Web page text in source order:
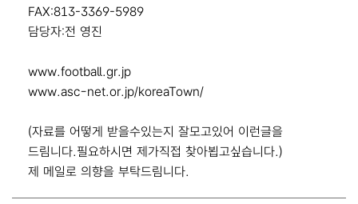
FAX:813-3369-5989
담당자:전 영진
www.football.gr.jp
www.asc-net.or.jp/koreaTown/
(자료를 어떻게 받을수있는지 잘모고있어 이런글을
드림니다.필요하시면 제가직접 찾아뵙고싶습니다.)
제 메일로 의향을 부탁드림니다.